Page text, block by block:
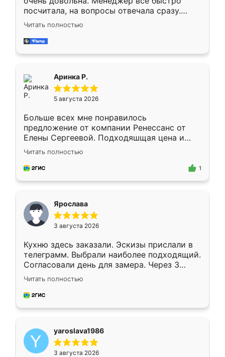
посчитала, на вопросы отвечала сразу.
Замерщик приехал в субботу, подошёл к
делу со всей ответственностью. Собрали
за день, ребята работали аккуратно, даже
Читать полностью
Аринка Р.
5 августа 2026
Больше всех мне понравилось
предложение от компании Ренессанс от
Елены Сергеевой. Подходяшщая цена и
короткие сроки изготовления. Приехавший
для замера сотрудник Владислав
предложил по моему эскизу самый
Читать полностью
1
Ярослава
3 августа 2026
Кухню здесь заказали. Эскизы прислали в
телеграмм. Выбрали наиболее подходящий.
Согласовали день для замера. Через 3
недели кухня была уже готова. Остались
довольны работой. Спасибо Ренессанс
мебель за качественную работу!
Читать полностью
yaroslava1986
3 августа 2026